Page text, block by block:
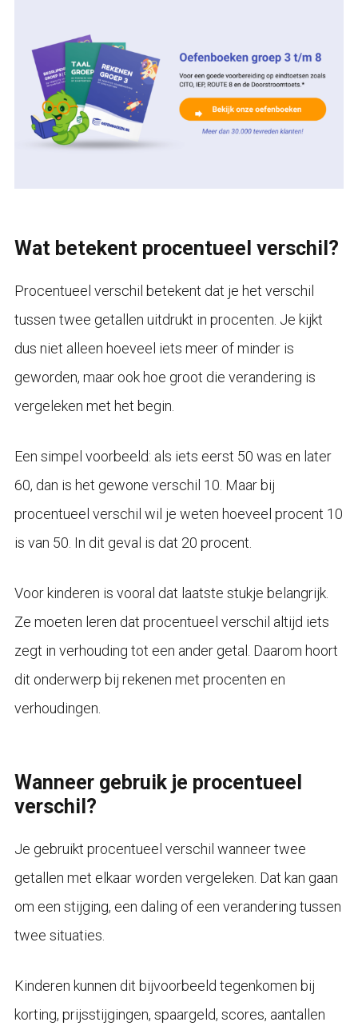
Wat betekent procentueel verschil?
Procentueel verschil betekent dat je het verschil
tussen twee getallen uitdrukt in procenten. Je kijkt
dus niet alleen hoeveel iets meer of minder is
geworden, maar ook hoe groot die verandering is
vergeleken met het begin.
Een simpel voorbeeld: als iets eerst 50 was en later
60, dan is het gewone verschil 10. Maar bij
procentueel verschil wil je weten hoeveel procent 10
is van 50. In dit geval is dat 20 procent.
Voor kinderen is vooral dat laatste stukje belangrijk.
Ze moeten leren dat procentueel verschil altijd iets
zegt in verhouding tot een ander getal. Daarom hoort
dit onderwerp bij rekenen met procenten en
verhoudingen.
Wanneer gebruik je procentueel
verschil?
Je gebruikt procentueel verschil wanneer twee
getallen met elkaar worden vergeleken. Dat kan gaan
om een stijging, een daling of een verandering tussen
twee situaties.
Kinderen kunnen dit bijvoorbeeld tegenkomen bij
korting, prijsstijgingen, spaargeld, scores, aantallen